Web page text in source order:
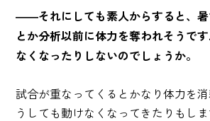
――それにしても素人からすると、暑
とか分析以前に体力を奪われそうで
なくなったりしないのでしょうか。
試合が重なってくるとかなり体力を
うしても動けなくなってきたりもし